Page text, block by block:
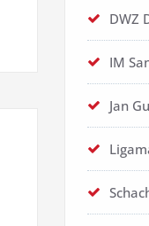
DWZ
IM
Jan